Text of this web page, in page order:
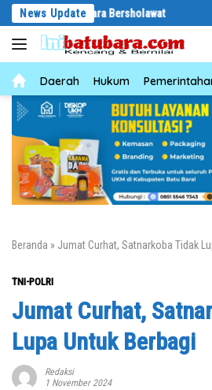
Langsung
konten
News Update
Bersholawat Abaikan Hari
NewsDaerah Hukum
Beranda » Jumat Curhat, Satnarkoba Tidak
TNI-POLRI
Jumat Curhat,
Lupa Untuk Berbagi
Redaksi
1 November 2024